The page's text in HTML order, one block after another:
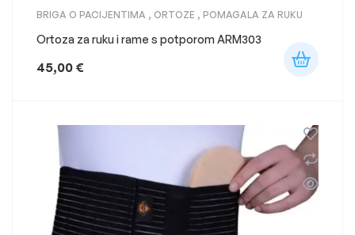
BRIGA O PACIJENTIMA , ORTOZE , POMAGALA ZA RUKU
Ortoza za ruku i rame s potporom ARM303
45,00 €